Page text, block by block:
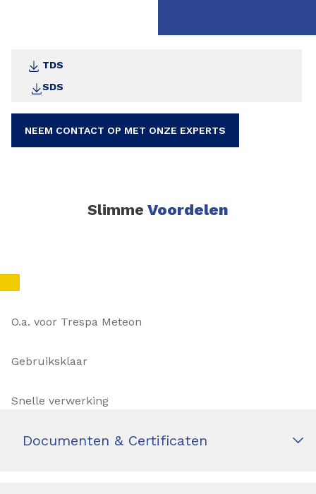
TDS
SDS
NEEM CONTACT OP MET ONZE EXPERTS
Slimme Voordelen
O.a. voor Trespa Meteon
Gebruiksklaar
Snelle verwerking
Documenten & Certificaten